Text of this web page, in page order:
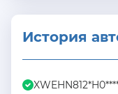
История